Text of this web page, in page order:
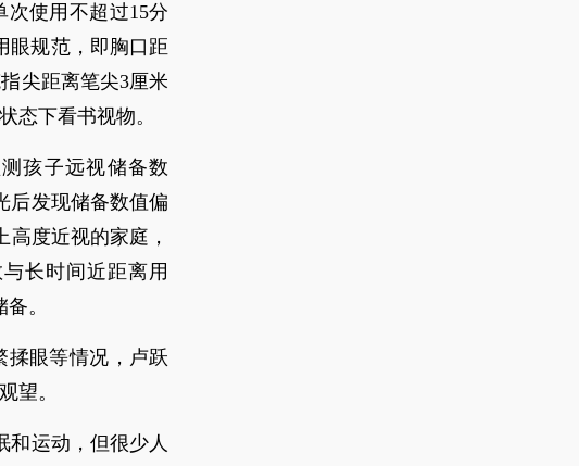
次使用不超过15分
眼规范，即胸口距
尖距离笔尖3厘米
态下看书视物。
孩子远视储备数
后发现储备数值偏
度近视的家庭，
长时间近距离用
。
揉眼等情况，卢跃
望。
和运动，但很少人